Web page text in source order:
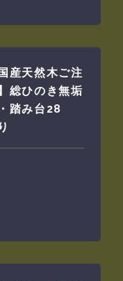
産天然木ご注
総ひのき無垢
踏み台28